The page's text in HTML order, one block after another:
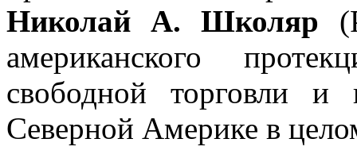
Николай А. Школяр
американского
свободной торговли и
Северной Америке в